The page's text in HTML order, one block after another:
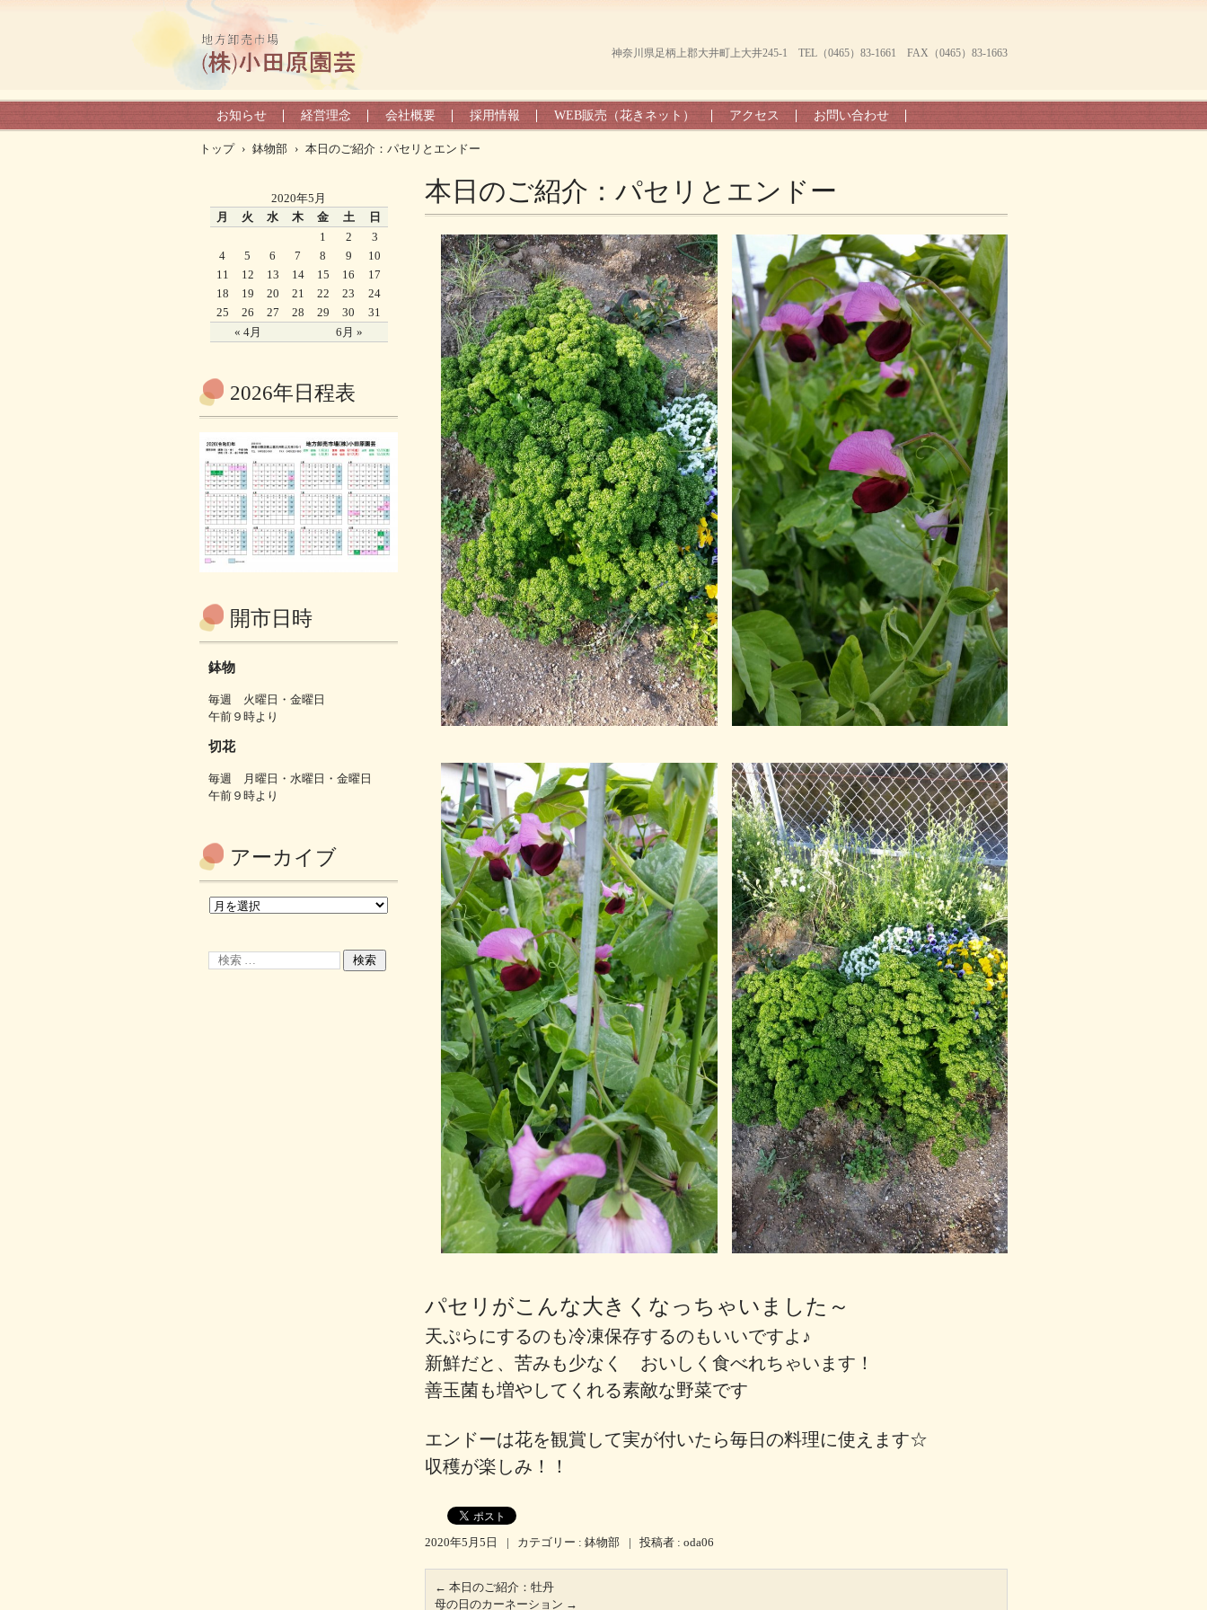
神奈川県足柄上郡大井町上大井245-1 TEL（0465）83-1661 FAX（0465）83-1663
お知らせ 経営理念 会社概要 採用情報 WEB販売（花きネット） アクセス お問い合わせ
トップ › 鉢物部 › 本日のご紹介：パセリとエンドー
本日のご紹介：パセリとエンドー
パセリがこんな大きくなっちゃいました～
天ぷらにするのも冷凍保存するのもいいですよ♪
新鮮だと、苦みも少なく おいしく食べれちゃいます！
善玉菌も増やしてくれる素敵な野菜です
エンドーは花を観賞して実が付いたら毎日の料理に使えます☆
収穫が楽しみ！！
2020年5月5日 | カテゴリー : 鉢物部 | 投稿者 : oda06
← 本日のご紹介：牡丹
母の日のカーネーション →
2020年5月
月
火 水 木 金 土 日
« 4月 6月 »
1 2
3
4
5 6 7 8 9
10
11
12 13 14 15 16
17
18
19 20 21 22 23
24
25
26 27 28 29 30 31
2026年日程表
開市日時
鉢物
毎週 火曜日・金曜日
午前９時より
切花
毎週 月曜日・水曜日・金曜日
午前９時より
アーカイブ